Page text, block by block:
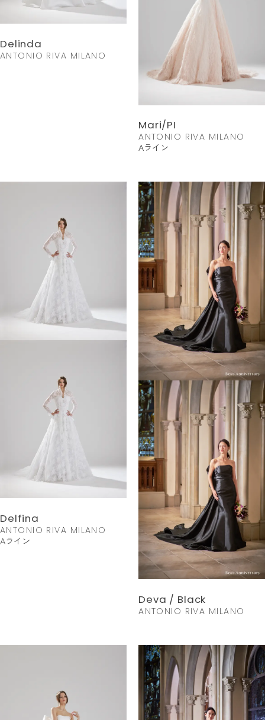
Delinda
ANTONIO RIVA MILANO
Mari/PI
ANTONIO RIVA MILANO
Aライン
Delfina
ANTONIO RIVA MILANO
Aライン
Deva / Black
ANTONIO RIVA MILANO